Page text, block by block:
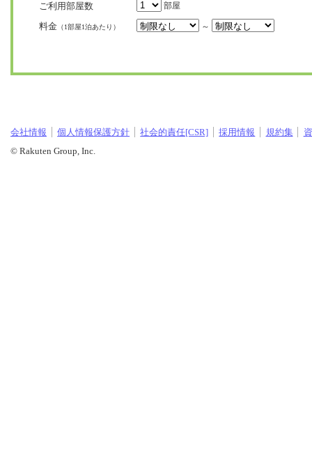
ご利用部屋数 部屋
料金 （1部屋1泊あたり） ～
会社情報 個人情報保護方針 社会的責任[CSR] 採用情報 規約集
© Rakuten Group, Inc.